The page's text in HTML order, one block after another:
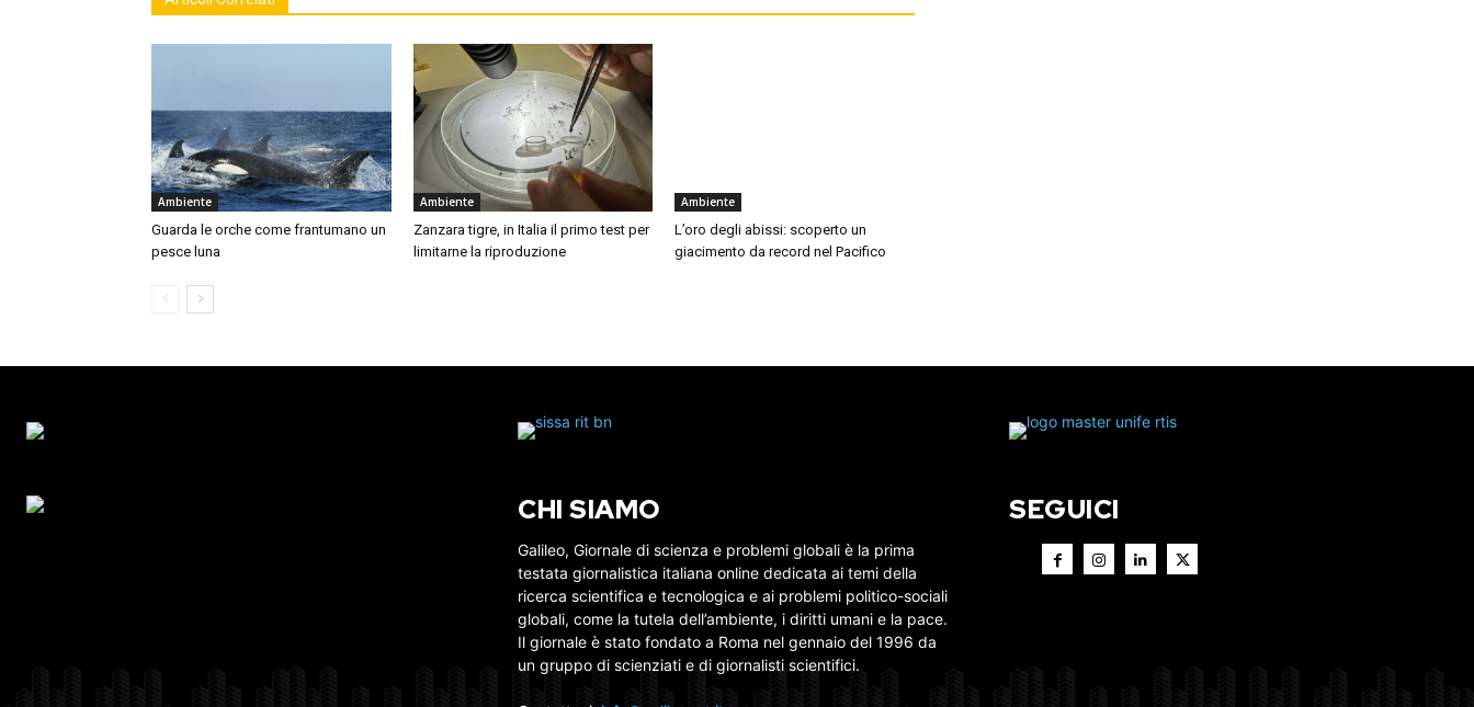
Ambiente
Guarda le orche come frantumano un
pesce luna
Ambiente
Zanzara tigre, in Italia il primo test per
limitarne la riproduzione
Ambiente
L’oro degli abissi: scoperto un
giacimento da record nel Pacifico
CHI SIAMO
Galileo, Giornale di scienza e problemi globali è la prima
testata giornalistica italiana online dedicata ai temi della
ricerca scientifica e tecnologica e ai problemi politico-sociali
globali, come la tutela dell’ambiente, i diritti umani e la pace.
Il giornale è stato fondato a Roma nel gennaio del 1996 da
un gruppo di scienziati e di giornalisti scientifici.
SEGUICI